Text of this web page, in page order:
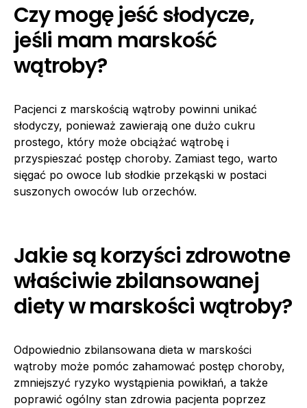
Czy mogę jeść słodycze,
jeśli mam marskość
wątroby?
Pacjenci z marskością wątroby powinni unikać
słodyczy, ponieważ zawierają one dużo cukru
prostego, który może obciążać wątrobę i
przyspieszać postęp choroby. Zamiast tego, warto
sięgać po owoce lub słodkie przekąski w postaci
suszonych owoców lub orzechów.
Jakie są korzyści zdrowotne
właściwie zbilansowanej
diety w marskości wątroby?
Odpowiednio zbilansowana dieta w marskości
wątroby może pomóc zahamować postęp choroby,
zmniejszyć ryzyko wystąpienia powikłań, a także
poprawić ogólny stan zdrowia pacjenta poprzez